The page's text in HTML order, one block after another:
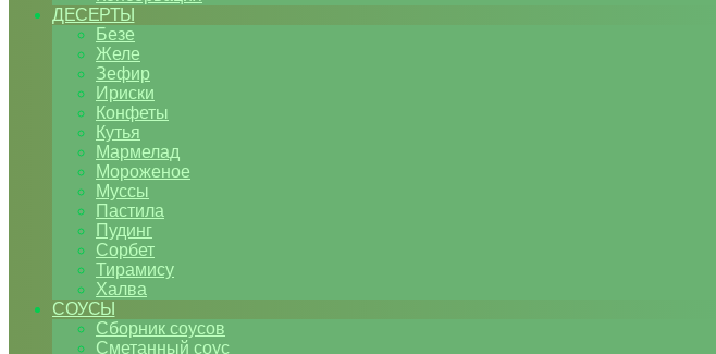
ДЕСЕРТЫ
Безе
Желе
Зефир
Ириски
Конфеты
Кутья
Мармелад
Мороженое
Муссы
Пастила
Пудинг
Сорбет
Тирамису
Халва
СОУСЫ
Сборник соусов
Сметанный соус